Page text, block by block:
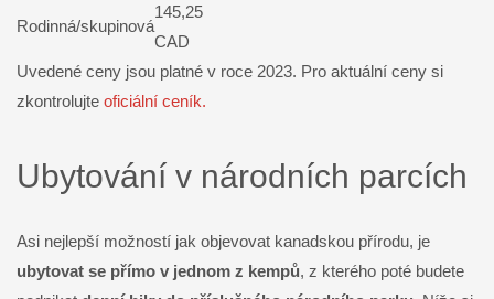
Rodinná/skupinová
145,25
CAD
Uvedené ceny jsou platné v roce 2023. Pro aktuální ceny si
zkontrolujte oficiální ceník.
Ubytování v národních parcích
Asi nejlepší možností jak objevovat kanadskou přírodu, je
ubytovat se přímo v jednom z kempů, z kterého poté budete